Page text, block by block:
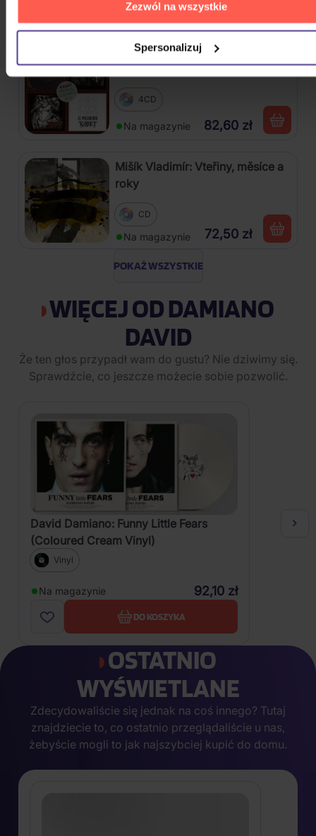
Zezwól na wszystkie
Spersonalizuj
Kabát: Original Albums Vol.3
4CD
Na magazynie 82,60 zł
Mišík Vladimír: Vteřiny, měsíce a
roky
CD
Na magazynie 72,50 zł
POKAŻ WSZYSTKIE
WIĘCEJ OD DAMIANO
DAVID
Że ten głos przypadł wam do gustu? Nie dziwimy się.
Sprawdźcie, co jeszcze możecie sobie pozwolić.
David Damiano: Funny Little Fears
(Coloured Cream Vinyl)
Vinyl
Na magazynie 92,10 zł
DO KOSZYKA
OSTATNIO
WYŚWIETLANE
Zdecydowaliście się jednak na coś innego? Tutaj
znajdziecie to, co ostatnio przeglądaliście u nas,
żebyście mogli to jak najszybciej kupić do domu.